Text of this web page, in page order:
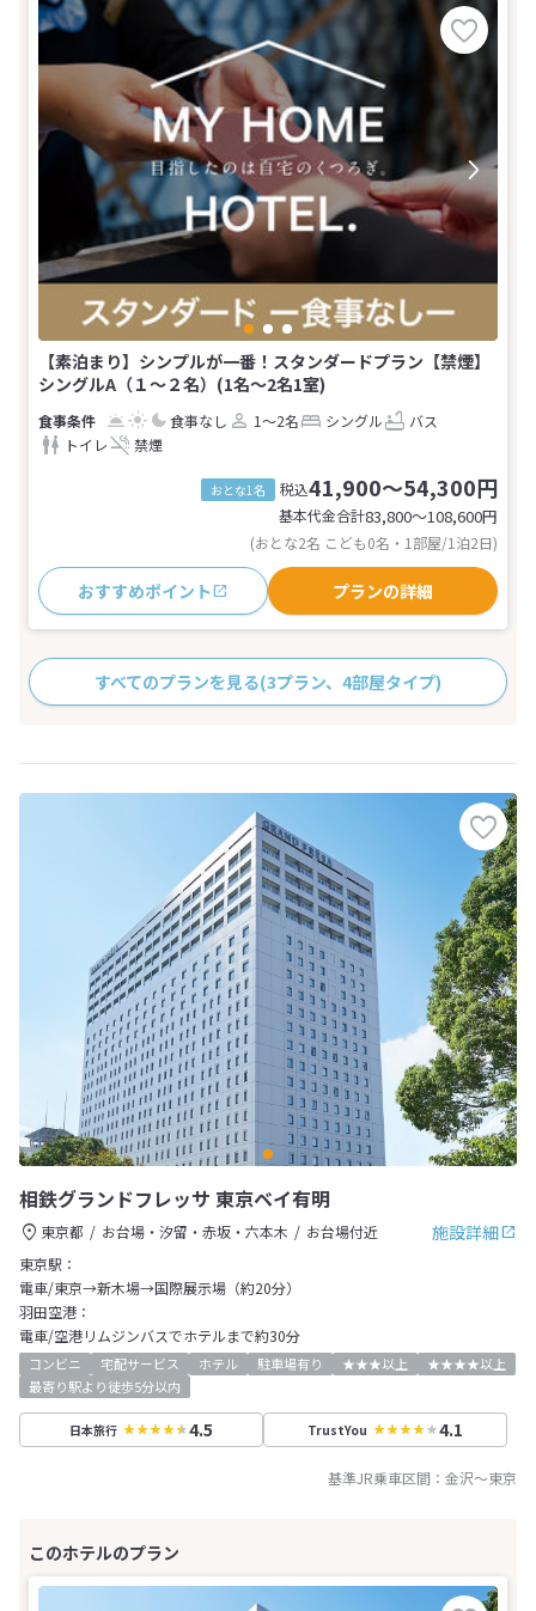
【素泊まり】シンプルが一番！スタンダードプラン【禁煙】
シングルA（１〜２名）(1名～2名1室)
食事なし 1～2名 シングル
バス
トイレ
禁煙
おとな1名 税込41,900～54,300円
基本代金合計83,800〜108,600円
(おとな2名 こども0名・1部屋/1泊2日)
おすすめポイント プランの詳細
すべてのプランを見る(3プラン、4部屋タイプ)
相鉄グランドフレッサ 東京ベイ有明
施設詳細
東京都 お台場・汐留・赤坂・六本木
お台場付近
東京駅：
電車/東京→新木場→国際展示場（約20分）
羽田空港：
電車/空港リムジンバスでホテルまで約30分
コンビニ 宅配サービス ホテル 駐車場有り ★★★以上
★★★★以上
最寄り駅より徒歩5分以内
日本旅行 4.5 TrustYou 4.1
基準JR乗車区間： 金沢～東京